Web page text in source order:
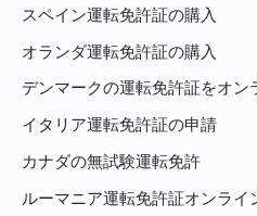
スペイン運転免許証の購入
オランダ運転免許証の購入
デンマークの運転免許証をオン
イタリア運転免許証の申請
カナダの無試験運転免許
ルーマニア運転免許証オンライ